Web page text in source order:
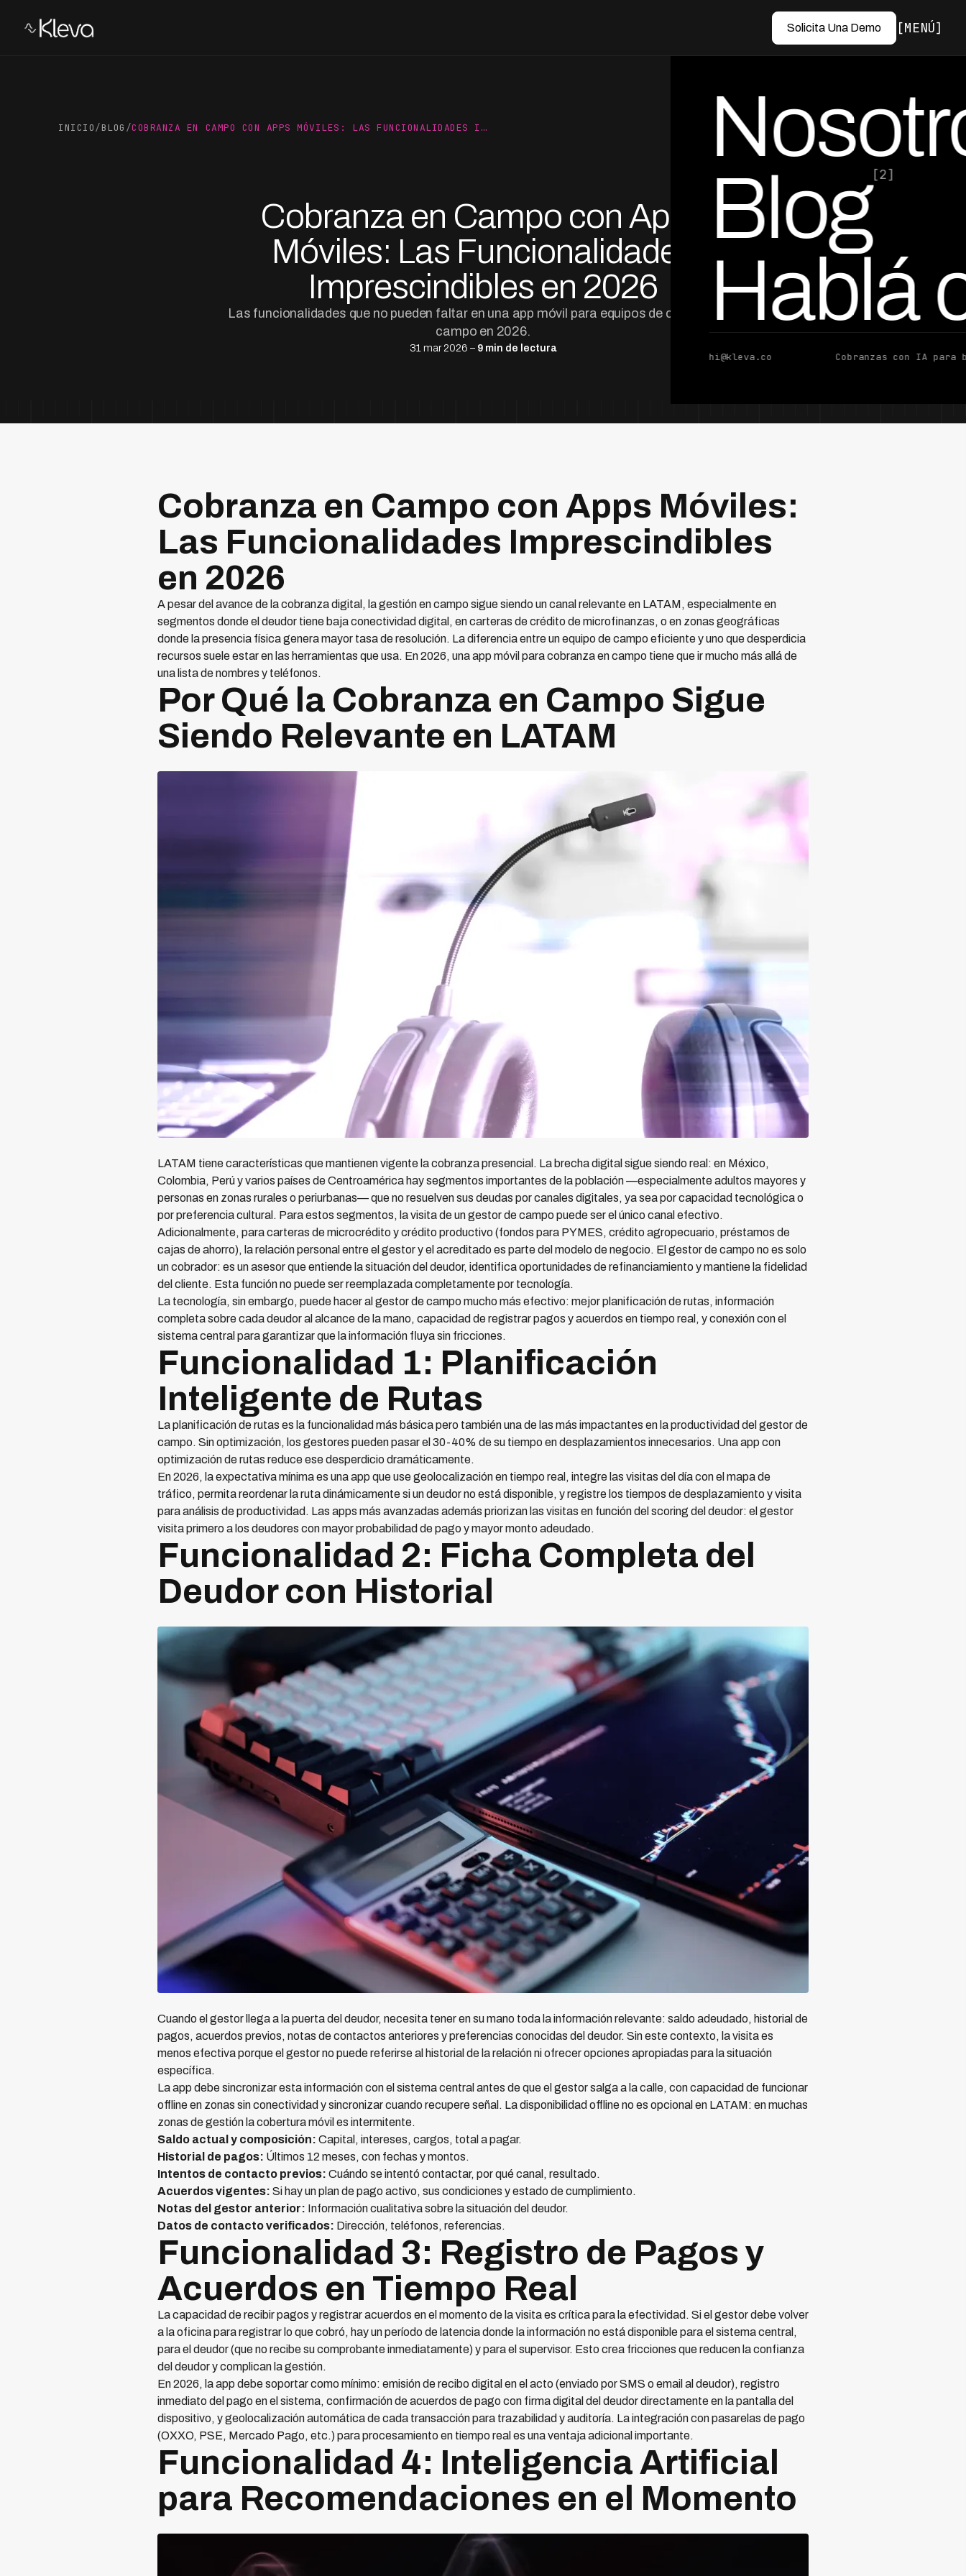
Solicita Una Demo MENÚ
Blog[2]
Hablá
hi@kleva.co Cobranzas con IA para
INICIO/BLOG /COBRANZA EN CAMPO CON APPS MÓVILES: LAS FUNCIONALIDADES I…
Cobranza en Campo con Apps
Móviles: Las Funcionalidades
Imprescindibles en 2026
Las funcionalidades que no pueden faltar en una app móvil para equipos de cobranza en
campo en 2026.
31 mar 2026 – 9 min de lectura
por Ed Escobar
Co-Founder & CEO
Cobranza en Campo con Apps Móviles:
Las Funcionalidades Imprescindibles
en 2026
A pesar del avance de la cobranza digital, la gestión en campo sigue siendo un canal relevante en LATAM, especialmente en
segmentos donde el deudor tiene baja conectividad digital, en carteras de crédito de microfinanzas, o en zonas geográficas
donde la presencia física genera mayor tasa de resolución. La diferencia entre un equipo de campo eficiente y uno que desperdicia
recursos suele estar en las herramientas que usa. En 2026, una app móvil para cobranza en campo tiene que ir mucho más allá de
una lista de nombres y teléfonos.
Por Qué la Cobranza en Campo Sigue
Siendo Relevante en LATAM
LATAM tiene características que mantienen vigente la cobranza presencial. La brecha digital sigue siendo real: en México,
Colombia, Perú y varios países de Centroamérica hay segmentos importantes de la población —especialmente adultos mayores y
personas en zonas rurales o periurbanas— que no resuelven sus deudas por canales digitales, ya sea por capacidad tecnológica o
por preferencia cultural. Para estos segmentos, la visita de un gestor de campo puede ser el único canal efectivo.
Adicionalmente, para carteras de microcrédito y crédito productivo (fondos para PYMES, crédito agropecuario, préstamos de
cajas de ahorro), la relación personal entre el gestor y el acreditado es parte del modelo de negocio. El gestor de campo no es solo
un cobrador: es un asesor que entiende la situación del deudor, identifica oportunidades de refinanciamiento y mantiene la fidelidad
del cliente. Esta función no puede ser reemplazada completamente por tecnología.
La tecnología, sin embargo, puede hacer al gestor de campo mucho más efectivo: mejor planificación de rutas, información
completa sobre cada deudor al alcance de la mano, capacidad de registrar pagos y acuerdos en tiempo real, y conexión con el
sistema central para garantizar que la información fluya sin fricciones.
Funcionalidad 1: Planificación
Inteligente de Rutas
La planificación de rutas es la funcionalidad más básica pero también una de las más impactantes en la productividad del gestor de
campo. Sin optimización, los gestores pueden pasar el 30-40% de su tiempo en desplazamientos innecesarios. Una app con
optimización de rutas reduce ese desperdicio dramáticamente.
En 2026, la expectativa mínima es una app que use geolocalización en tiempo real, integre las visitas del día con el mapa de
tráfico, permita reordenar la ruta dinámicamente si un deudor no está disponible, y registre los tiempos de desplazamiento y visita
para análisis de productividad. Las apps más avanzadas además priorizan las visitas en función del scoring del deudor: el gestor
visita primero a los deudores con mayor probabilidad de pago y mayor monto adeudado.
Funcionalidad 2: Ficha Completa del
Deudor con Historial
Cuando el gestor llega a la puerta del deudor, necesita tener en su mano toda la información relevante: saldo adeudado, historial de
pagos, acuerdos previos, notas de contactos anteriores y preferencias conocidas del deudor. Sin este contexto, la visita es
menos efectiva porque el gestor no puede referirse al historial de la relación ni ofrecer opciones apropiadas para la situación
específica.
La app debe sincronizar esta información con el sistema central antes de que el gestor salga a la calle, con capacidad de funcionar
offline en zonas sin conectividad y sincronizar cuando recupere señal. La disponibilidad offline no es opcional en LATAM: en muchas
zonas de gestión la cobertura móvil es intermitente.
Saldo actual y composición: Capital, intereses, cargos, total a pagar.
Historial de pagos: Últimos 12 meses, con fechas y montos.
Intentos de contacto previos: Cuándo se intentó contactar, por qué canal, resultado.
Acuerdos vigentes: Si hay un plan de pago activo, sus condiciones y estado de cumplimiento.
Notas del gestor anterior: Información cualitativa sobre la situación del deudor.
Datos de contacto verificados: Dirección, teléfonos, referencias.
Funcionalidad 3: Registro de Pagos y
Acuerdos en Tiempo Real
La capacidad de recibir pagos y registrar acuerdos en el momento de la visita es crítica para la efectividad. Si el gestor debe volver
a la oficina para registrar lo que cobró, hay un período de latencia donde la información no está disponible para el sistema central,
para el deudor (que no recibe su comprobante inmediatamente) y para el supervisor. Esto crea fricciones que reducen la confianza
del deudor y complican la gestión.
En 2026, la app debe soportar como mínimo: emisión de recibo digital en el acto (enviado por SMS o email al deudor), registro
inmediato del pago en el sistema, confirmación de acuerdos de pago con firma digital del deudor directamente en la pantalla del
dispositivo, y geolocalización automática de cada transacción para trazabilidad y auditoría. La integración con pasarelas de pago
(OXXO, PSE, Mercado Pago, etc.) para procesamiento en tiempo real es una ventaja adicional importante.
Funcionalidad 4: Inteligencia Artificial
para Recomendaciones en el Momento